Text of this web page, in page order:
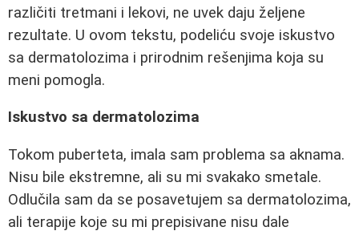
različiti tretmani i lekovi, ne uvek daju željene
rezultate. U ovom tekstu, podeliću svoje iskustvo
sa dermatolozima i prirodnim rešenjima koja su
meni pomogla.
Iskustvo sa dermatolozima
Tokom puberteta, imala sam problema sa aknama.
Nisu bile ekstremne, ali su mi svakako smetale.
Odlučila sam da se posavetujem sa dermatolozima,
ali terapije koje su mi prepisivane nisu dale